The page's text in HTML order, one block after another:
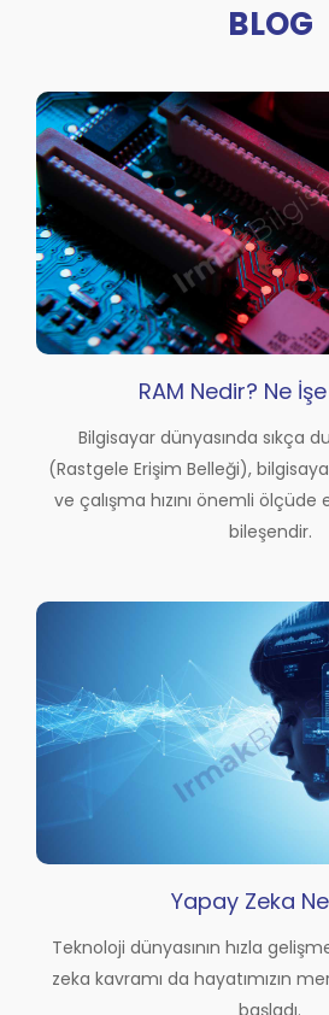
BLOG
RAM Nedir? Ne
Bilgisayar dünyasında sıkça
(Rastgele Erişim Belleği),
ve çalışma hızını önemli
bileşendir.
Yapay Zeka
Teknoloji dünyasının hızla
zeka kavramı da hayatımızın